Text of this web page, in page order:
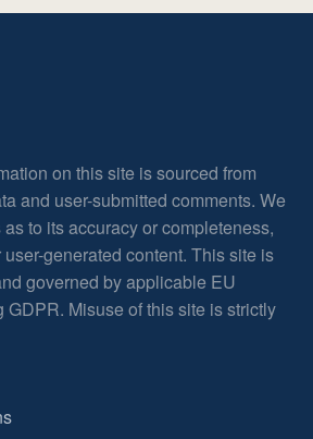
on this site is sourced from
and user-submitted comments. We
to its accuracy or completeness,
generated content. This site is
governed by applicable EU
Misuse of this site is strictly